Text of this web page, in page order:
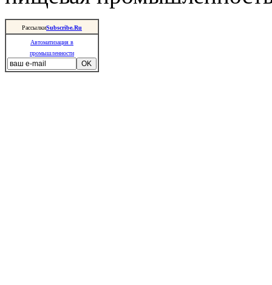
РассылкиSubscribe.Ru
Автоматизация в
промышленности